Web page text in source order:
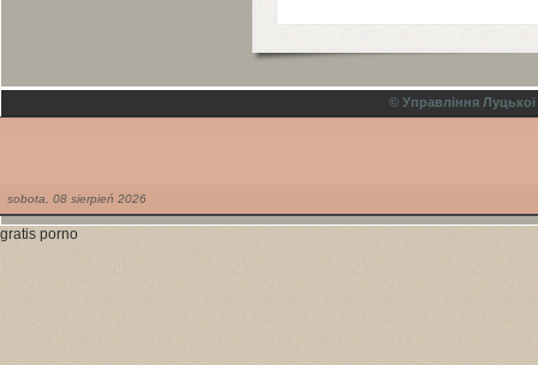
© Управління Луцької
sobota, 08 sierpień 2026
gratis porno